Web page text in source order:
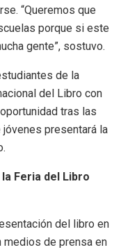
“Queremos que
porque si este
gente”, sostuvo.
de la
del Libro con
tras las
presentará la
Feria del Libro
del libro en
medios de prensa en